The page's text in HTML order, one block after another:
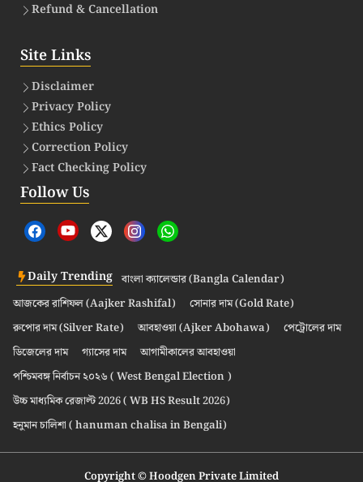
Refund & Cancellation
Site Links
Disclaimer
Privacy Policy
Ethics Policy
Correction Policy
Fact Checking Policy
Follow Us
Daily Trending বাংলা ক্যালেন্ডার (Bangla Calendar)
আজকের রাশিফল (Aajker Rashifal)
সোনার দাম (Gold Rate)
রুপোর দাম (Silver Rate)
আবহাওয়া (Ajker Abohawa)
পেট্রোলের দাম
ডিজেলের দাম
গ্যাসের দাম
আগামীকালের আবহাওয়া
পশ্চিমবঙ্গ নির্বাচন ২০২৬ ( West Bengal Election )
উচ্চ মাধ্যমিক রেজাল্ট 2026 ( WB HS Result 2026)
হনুমান চালিশা ( hanuman chalisa in Bengali)
Copyright © Hoodgen Private Limited